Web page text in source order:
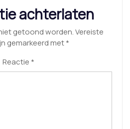
achterlaten
getoond worden.Vereiste
gemarkeerd met*
Reactie *